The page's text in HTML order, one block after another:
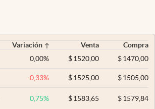
Variación Venta
Compra
0,00% $ 1520,00 $1470,00
-0,33% $ 1525,00 $1505,00
0,75% $ 1583,65 $1579,84